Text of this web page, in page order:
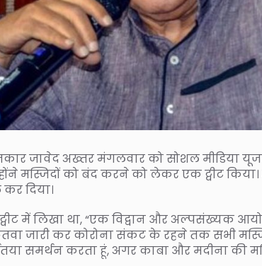
जावेद अख्तर मंगलवार को सोशल मीडिया
मस्जिदों को बंद करने को लेकर एक ट्वीट किया।
कर दिया।
में लिखा था, “एक विद्वान और अल्पसंख्यक
जारी कर कोरोना संकट के रहने तक सभी
समर्थन करता हूं, अगर काबा और मदीना की